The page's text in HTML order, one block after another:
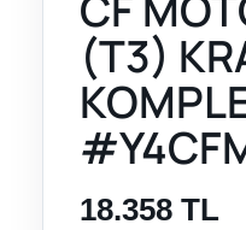
(T3)
18.358 TL